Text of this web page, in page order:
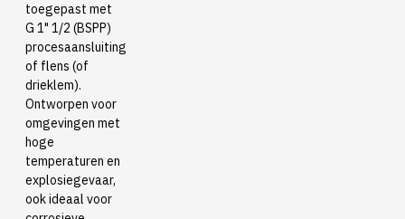
toegepast met
G 1" 1/2 (BSPP)
procesaansluiting
of flens (of
drieklem).
Ontworpen voor
omgevingen met
hoge
temperaturen en
explosiegevaar,
ook ideaal voor